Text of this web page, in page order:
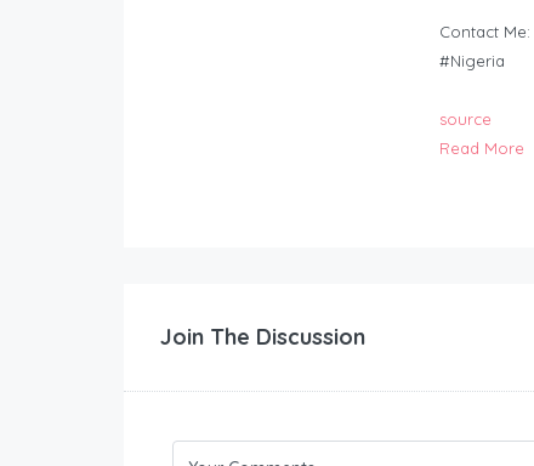
Contact Me:
#Nigeria
source
Read More
Join The Discussion